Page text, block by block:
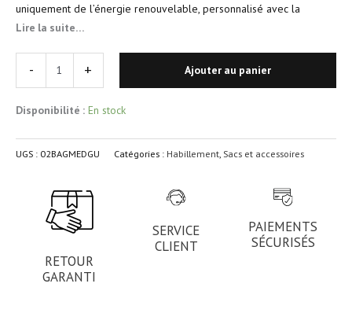
uniquement de l’énergie renouvelable, personnalisé avec la
Méduse peinte par Caravage.
Lire la suite…
Disponibilité : En stock
- + Ajouter au panier
UGS : 02BAGMEDGU Catégories : Habillement Sacs et accessoires
RETOUR
GARANTI
SERVICE
CLIENT
PAIEMENTS
SÉCURISÉS